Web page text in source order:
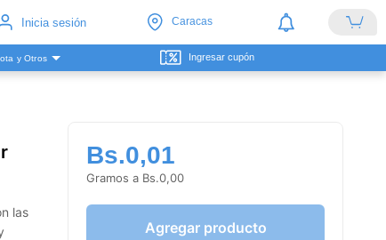
Inicia sesión Caracas
y Otros Ingresar cupón
las
Bs.0,01
Gramos a Bs.0,00
Agregar producto